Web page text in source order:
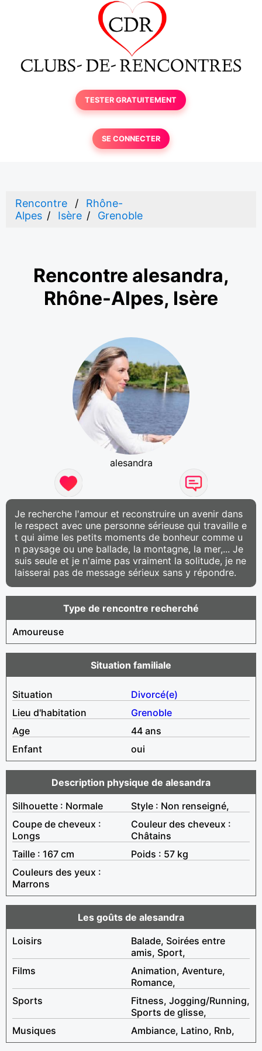
TESTER GRATUITEMENT
SE CONNECTER
Rencontre
Rhône-
Alpes
Isère Grenoble
Rencontre alesandra,
Rhône-Alpes, Isère
alesandra
Je recherche l'amour et reconstruire un avenir dans
le respect avec une personne sérieuse qui travaille e
t qui aime les petits moments de bonheur comme u
n paysage ou une ballade, la montagne, la mer,... Je
suis seule et je n'aime pas vraiment la solitude, je ne
laisserai pas de message sérieux sans y répondre.
Type de rencontre recherché
Amoureuse
Situation familiale
Situation
Divorcé(e)
Lieu d'habitation
Grenoble
Age
44 ans
Enfant
oui
Description physique de alesandra
Silhouette : Normale
Style : Non renseigné,
Coupe de cheveux :
Longs
Couleur des cheveux :
Châtains
Taille : 167 cm
Poids : 57 kg
Couleurs des yeux :
Marrons
Les goûts de alesandra
Loisirs
Balade, Soirées entre
amis, Sport,
Films
Animation, Aventure,
Romance,
Sports
Fitness, Jogging/Running,
Sports de glisse,
Musiques
Ambiance, Latino, Rnb,